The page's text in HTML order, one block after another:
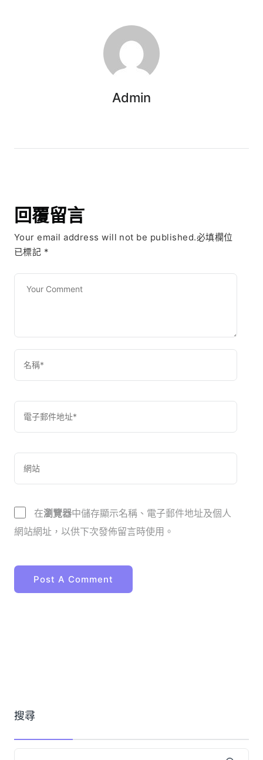
Admin
回覆留言
Your email address will not be published.必填欄位
已標記 *
在瀏覽器中儲存顯示名稱、電子郵件地址及個人
網站網址，以供下次發佈留言時使用。
搜尋